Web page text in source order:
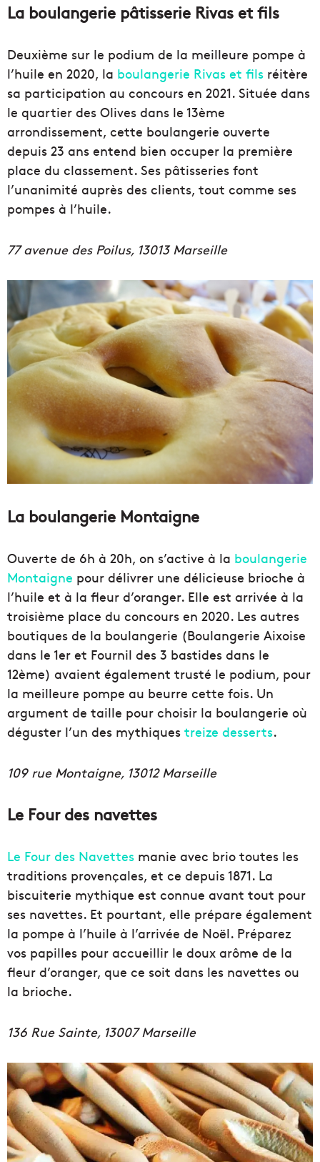
La boulangerie pâtisserie Rivas et fils
Deuxième sur le podium de la meilleure pompe à
l’huile en 2020, la boulangerie Rivas et fils réitère
sa participation au concours en 2021. Située dans
le quartier des Olives dans le 13ème
arrondissement, cette boulangerie ouverte
depuis 23 ans entend bien occuper la première
place du classement. Ses pâtisseries font
l’unanimité auprès des clients, tout comme ses
pompes à l’huile.
77 avenue des Poilus, 13013 Marseille
La boulangerie Montaigne
Ouverte de 6h à 20h, on s’active à la boulangerie
Montaigne pour délivrer une délicieuse brioche à
l’huile et à la fleur d’oranger. Elle est arrivée à la
troisième place du concours en 2020. Les autres
boutiques de la boulangerie (Boulangerie Aixoise
dans le 1er et Fournil des 3 bastides dans le
12ème) avaient également trusté le podium, pour
la meilleure pompe au beurre cette fois. Un
argument de taille pour choisir la boulangerie où
déguster l’un des mythiques treize desserts.
109 rue Montaigne, 13012 Marseille
Le Four des navettes
Le Four des Navettes manie avec brio toutes les
traditions provençales, et ce depuis 1871. La
biscuiterie mythique est connue avant tout pour
ses navettes. Et pourtant, elle prépare également
la pompe à l’huile à l’arrivée de Noël. Préparez
vos papilles pour accueillir le doux arôme de la
fleur d’oranger, que ce soit dans les navettes ou
la brioche.
136 Rue Sainte, 13007 Marseille